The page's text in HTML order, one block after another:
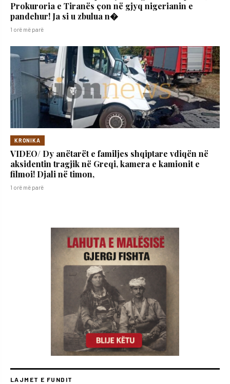
Prokuroria e Tiranës çon në gjyq nigerianin e
pandehur! Ja si u zbulua n�
1 orë më parë
KRONIKA
VIDEO/ Dy anëtarët e familjes shqiptare vdiqën në
aksidentin tragjik në Greqi, kamera e kamionit e
filmoi! Djali në timon,
1 orë më parë
LAJMET E FUNDIT